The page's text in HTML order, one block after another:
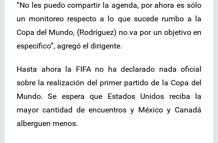
“No les puedo compartir la agenda, por ahora es sólo
un monitoreo respecto a lo que sucede rumbo a la
Copa del Mundo, (Rodríguez) no va por un objetivo en
específico”, agregó el dirigente.
Hasta ahora la FIFA no ha declarado nada oficial
sobre la realización del primer partido de la Copa del
Mundo. Se espera que Estados Unidos reciba la
mayor cantidad de encuentros y México y Canadá
alberguen menos.